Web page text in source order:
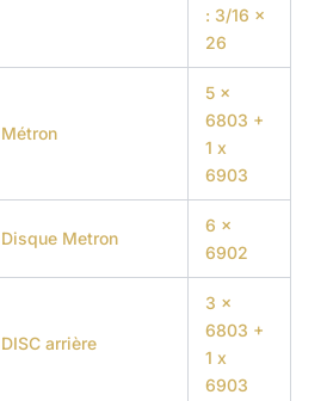
: 3/16 x
26
Métron
5 x
6803 +
1 x
6903
Disque Metron
6 x
6902
DISC arrière
3 x
6803 +
1 x
6903